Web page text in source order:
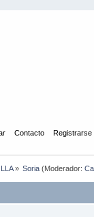
Contacto Registrarse
» Soria (Moderador: